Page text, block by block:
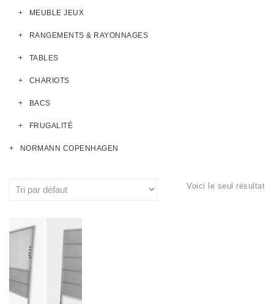
MEUBLE JEUX
RANGEMENTS & RAYONNAGES
TABLES
CHARIOTS
BACS
FRUGALITÉ
NORMANN COPENHAGEN
Voici le seul résultat